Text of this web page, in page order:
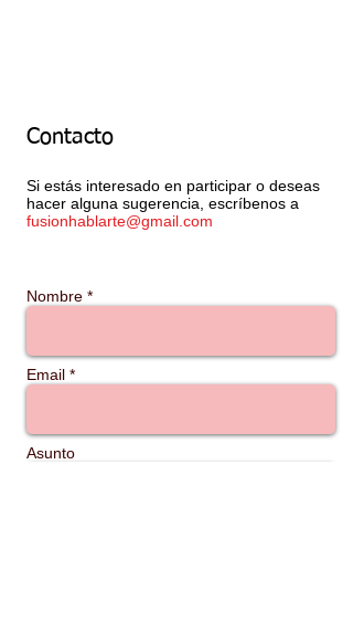
Contacto
Si estás interesado en participar o deseas
hacer alguna sugerencia, escríbenos a
fusionhablarte@gmail.com
Nombre *
Email *
Asunto